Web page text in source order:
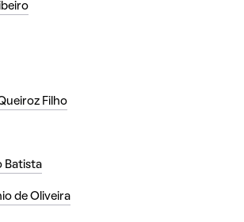
Filho
Batista
de Oliveira